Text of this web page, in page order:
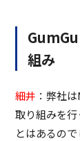
組み
細井 ：弊社
取り組みを
とはあるの